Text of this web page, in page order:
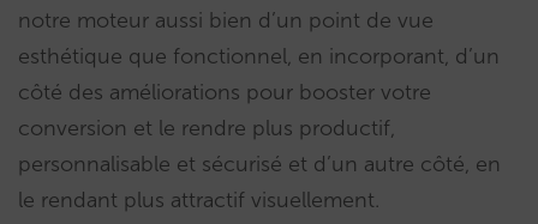
notre moteur aussi bien d’un point de vue
esthétique que fonctionnel, en incorporant, d’un
côté des améliorations pour booster votre
conversion et le rendre plus productif,
personnalisable et sécurisé et d’un autre côté, en
le rendant plus attractif visuellement.